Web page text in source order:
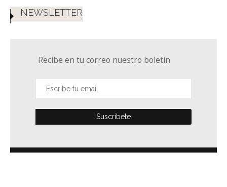
NEWSLETTER
Recibe en tu correo nuestro boletín